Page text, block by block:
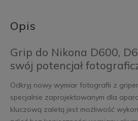
Opis
Grip do Nikona D600,
swój potencjał
Odkryj nowy wymiar fotografii z
specjalnie zaprojektowanym dla
kluczową zaletą jest możliwość